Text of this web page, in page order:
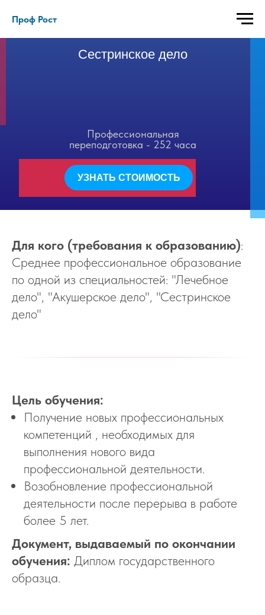
Проф Рост
Сестринское дело
УЗНАТЬ СТОИМОСТЬ
Профессиональная
переподготовка - 252 часа
Для кого (требования к образованию):
Среднее профессиональное образование
по одной из специальностей: "Лечебное
дело", "Акушерское дело", "Сестринское
дело"
Цель обучения:
Получение новых профессиональных
компетенций , необходимых для
выполнения нового вида
профессиональной деятельности.
Возобновление профессиональной
деятельности после перерыва в работе
более 5 лет.
Документ, выдаваемый по окончании
обучения: Диплом государственного
образца.